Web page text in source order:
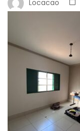
Locacao